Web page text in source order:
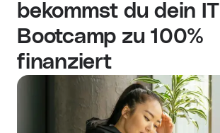
bekommst du dein IT
Bootcamp zu 100%
finanziert